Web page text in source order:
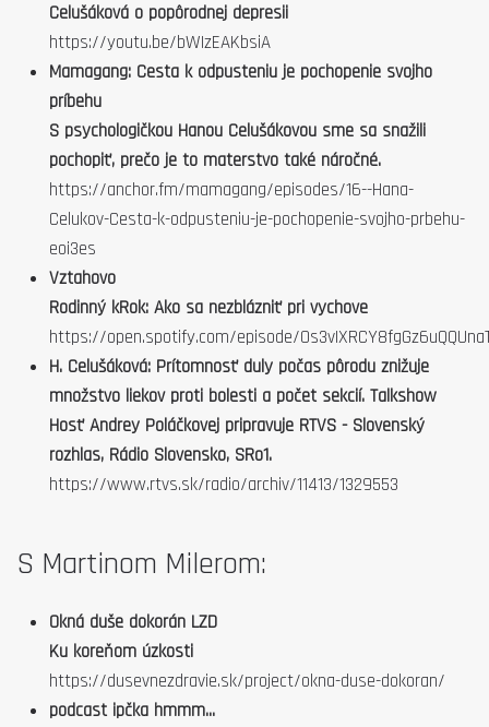
Celušáková o popôrodnej depresii
https://youtu.be/bWIzEAKbsiA
Mamagang: Cesta k odpusteniu je pochopenie svojho
príbehu
S psychologičkou Hanou Celušákovou sme sa snažili
pochopiť, prečo je to materstvo také náročné.
https://anchor.fm/mamagang/episodes/16--Hana-
Celukov-Cesta-k-odpusteniu-je-pochopenie-svojho-prbehu-
eoi3es
Vztahovo
Rodinný kRok: Ako sa nezblázniť pri vychove
https://open.spotify.com/episode/
H. Celušáková: Prítomnosť duly počas pôrodu znižuje
množstvo liekov proti bolesti a počet sekcií. Talkshow
Hosť Andrey Poláčkovej pripravuje RTVS - Slovenský
rozhlas, Rádio Slovensko, SRo1.
https://www.rtvs.sk/radio/archiv/11413/1329553
S Martinom Milerom:
Okná duše dokorán LZD
Ku koreňom úzkosti
https://dusevnezdravie.sk/project/okna-duse-dokoran/
podcast ipčka hmmm...